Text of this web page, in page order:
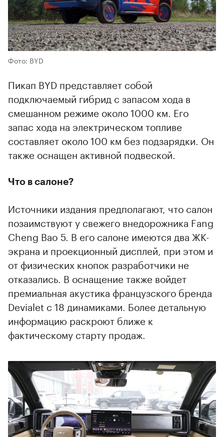
Фото: BYD
Пикап BYD представляет собой
подключаемый гибрид с запасом хода в
смешанном режиме около 1000 км. Его
запас хода на электрическом топливе
составляет около 100 км без подзарядки. Он
также оснащен активной подвеской.
Что в салоне?
Источники издания предполагают, что салон
позаимствуют у свежего внедорожника Fang
Cheng Bao 5. В его салоне имеются два ЖК-
экрана и проекционный дисплей, при этом и
от физических кнопок разработчики не
отказались. В оснащение также войдет
премиальная акустика французского бренда
Devialet с 18 динамиками. Более детальную
информацию раскроют ближе к
фактическому старту продаж.